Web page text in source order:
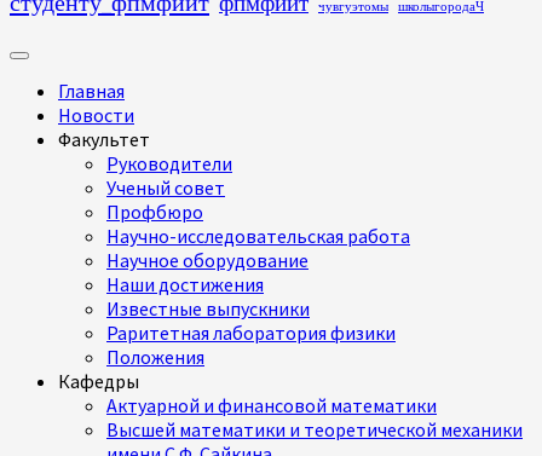
чувгуэтомы школыгородаЧ
Основное
Главная
Новости
Факультет
Руководители
Ученый совет
Профбюро
Научно-исследовательская работа
Научное оборудование
Наши достижения
Известные выпускники
Раритетная лаборатория физики
Положения
Кафедры
Актуарной и финансовой математики
Высшей математики и теоретической механики